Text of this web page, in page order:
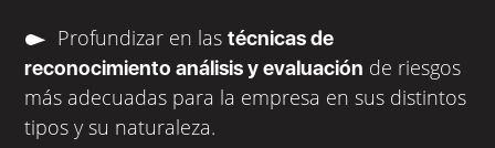
Profundizar en lastécnicas de
reconocimiento análisis y evaluación de riesgos
más adecuadas para la empresa en sus distintos
tipos y su naturaleza.